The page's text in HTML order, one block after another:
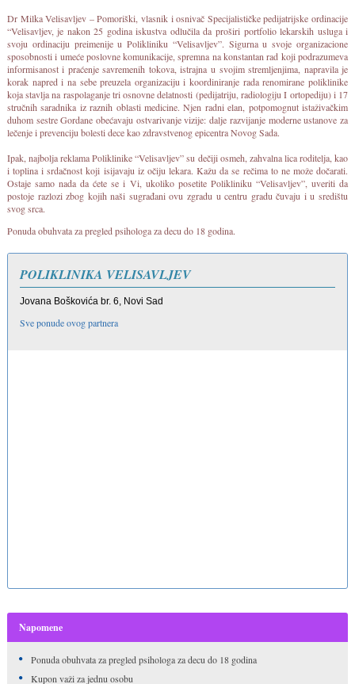
Dr Milka Velisavljev – Pomoriški, vlasnik i osnivač Specijalističke pedijatrijske ordinacije
“Velisavljev, je nakon 25 godina iskustva odlučila da proširi portfolio lekarskih usluga i
svoju ordinaciju preimenije u Polikliniku “Velisavljev”. Sigurna u svoje organizacione
sposobnosti i umeće poslovne komunikacije, spremna na konstantan rad koji podrazumeva
informisanost i praćenje savremenih tokova, istrajna u svojim stremljenjima, napravila je
korak napred i na sebe preuzela organizaciju i koordiniranje rada renomirane poliklinike
koja stavlja na raspolaganje tri osnovne delatnosti (pedijatriju, radiologiju I ortopediju) i 17
stručnih saradnika iz raznih oblasti medicine. Njen radni elan, potpomognut istaživačkim
duhom sestre Gordane obećavaju ostvarivanje vizije: dalje razvijanje moderne ustanove za
lečenje i prevenciju bolesti dece kao zdravstvenog epicentra Novog Sada.
Ipak, najbolja reklama Poliklinike “Velisavljev” su dečiji osmeh, zahvalna lica roditelja, kao
i toplina i srdačnost koji isijavaju iz očiju lekara. Kažu da se rečima to ne može dočarati.
Ostaje samo nada da ćete se i Vi, ukoliko posetite Polikliniku “Velisavljev”, uveriti da
postoje razlozi zbog kojih naši sugrađani ovu zgradu u centru gradu čuvaju i u središtu
svog srca.
Ponuda obuhvata za pregled psihologa za decu do 18 godina.
POLIKLINIKA VELISAVLJEV
Jovana Boškovića br. 6, Novi Sad
Sve ponude ovog partnera
Napomene
Ponuda obuhvata za pregled psihologa za decu do 18 godina
Kupon važi za jednu osobu